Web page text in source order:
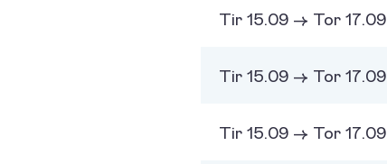
Tir 15.09 -> Tor 17.09
Tir 15.09 -> Tor 17.09
Tir 15.09 -> Tor 17.09